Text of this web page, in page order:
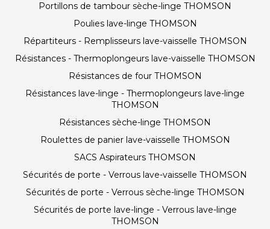
Portillons de tambour sèche-linge THOMSON
Poulies lave-linge THOMSON
Répartiteurs - Remplisseurs lave-vaisselle THOMSON
Résistances - Thermoplongeurs lave-vaisselle THOMSON
Résistances de four THOMSON
Résistances lave-linge - Thermoplongeurs lave-linge
THOMSON
Résistances sèche-linge THOMSON
Roulettes de panier lave-vaisselle THOMSON
SACS Aspirateurs THOMSON
Sécurités de porte - Verrous lave-vaisselle THOMSON
Sécurités de porte - Verrous sèche-linge THOMSON
Sécurités de porte lave-linge - Verrous lave-linge
THOMSON